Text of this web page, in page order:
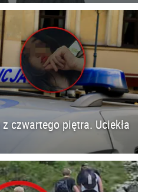
czwartego piętra. Uciekła